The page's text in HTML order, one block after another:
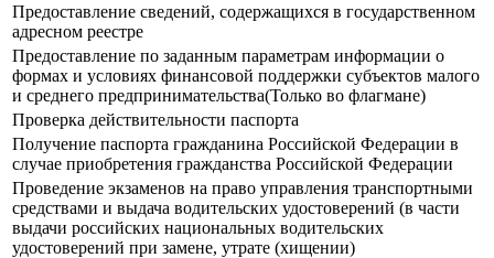
Предоставление сведений, содержащихся в государственном
адресном реестре
Предоставление по заданным параметрам информации о
формах и условиях финансовой поддержки субъектов малого
и среднего предпринимательства(Только во флагмане)
Проверка действительности паспорта
Получение паспорта гражданина Российской Федерации в
случае приобретения гражданства Российской Федерации
Прoведение экзаменов на право управления транспортными
средствами и выдача водительских удостоверений (в части
выдачи российских национальных водительских
удостоверений при замене, утрате (хищении)